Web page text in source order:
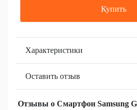
Купить
Характеристики
Оставить отзыв
Отзывы о Смартфон Samsung